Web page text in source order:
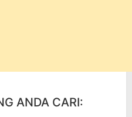
ANDA CARI: